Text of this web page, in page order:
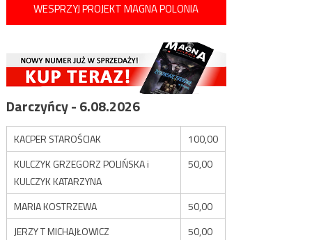
WESPRZYJ PROJEKT MAGNA POLONIA
Darczyńcy - 6.08.2026
KACPER STAROŚCIAK
100,00
KULCZYK GRZEGORZ POLIŃSKA i
KULCZYK KATARZYNA
50,00
MARIA KOSTRZEWA
50,00
JERZY T MICHAJŁOWICZ
50,00